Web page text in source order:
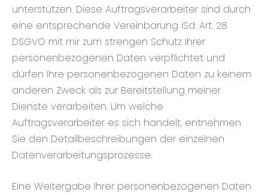
unterstützen. Diese Auftragsverarbeiter sind durch
eine entsprechende Vereinbarung iSd. Art. 28
DSGVO mit mir zum strengen Schutz Ihrer
personenbezogenen Daten verpflichtet und
dürfen Ihre personenbezogenen Daten zu keinem
anderen Zweck als zur Bereitstellung meiner
Dienste verarbeiten. Um welche
Auftragsverarbeiter es sich handelt, entnehmen
Sie den Detailbeschreibungen der einzelnen
Datenverarbeitungsprozesse.
Eine Weitergabe Ihrer personenbezogenen Daten